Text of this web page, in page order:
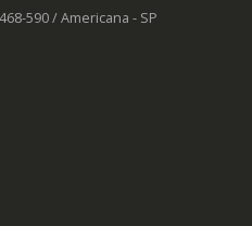
590/Americana - SP